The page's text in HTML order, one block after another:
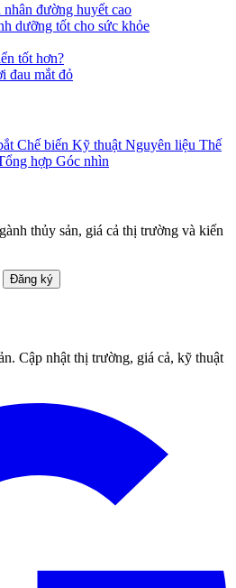
đường huyết cao
dưỡng tốt cho sức khỏe
tốt hơn?
đau mắt đỏ
Chế biến Kỹ thuật Nguyên liệu Thế
hợp Góc nhìn
thủy sản, giá cả thị trường và kiến
Đăng ký
Cập nhật thị trường, giá cả, kỹ thuật